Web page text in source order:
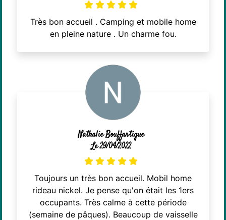
Très bon accueil . Camping et mobile home
en pleine nature . Un charme fou.
Nathalie Bouffartigue
Le 29/04/2022
Toujours un très bon accueil. Mobil home
rideau nickel. Je pense qu'on était les 1ers
occupants. Très calme à cette période
(semaine de pâques). Beaucoup de vaisselle